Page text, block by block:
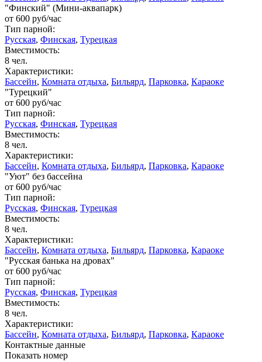
"Финский" (Мини-аквапарк)
от 600 руб/час
Тип парной:
Русская, Финская, Турецкая
Вместимость:
8 чел.
Характеристики:
Бассейн, Комната отдыха, Бильярд, Парковка, Караоке
"Турецкий"
от 600 руб/час
Тип парной:
Русская, Финская, Турецкая
Вместимость:
8 чел.
Характеристики:
Бассейн, Комната отдыха, Бильярд, Парковка, Караоке
"Уют" без бассейна
от 600 руб/час
Тип парной:
Русская, Финская, Турецкая
Вместимость:
8 чел.
Характеристики:
Бассейн, Комната отдыха, Бильярд, Парковка, Караоке
"Русская банька на дровах"
от 600 руб/час
Тип парной:
Русская, Финская, Турецкая
Вместимость:
8 чел.
Характеристики:
Бассейн, Комната отдыха, Бильярд, Парковка, Караоке
Контактные данные
Показать номер